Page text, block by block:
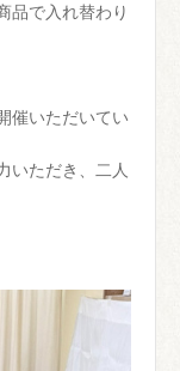
品で入れ替わり
催いただいてい
いただき、二人